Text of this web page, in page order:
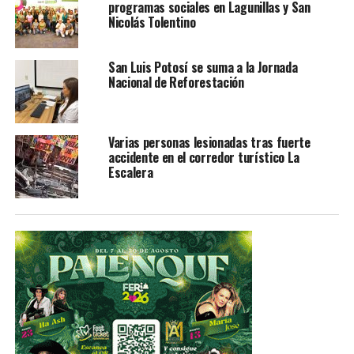
Los fenómenos meteorológicos que generarán los
efectos mencionados son la tormenta tropical Olga, que
se desarrolló durante la tarde de hoy en el Golfo de
México, en interacción con el Frente Frío Número 7, que
recorrerá el sureste de la República Mexicana, con su
masa de aire frío asociada, así como el recorrido de la
Onda Tropical Número 46 por el suroeste de Michoacán.
en algunas regiones, por lo que podrían registrarse
deslaves, deslizamientos de laderas, desbordamientos de
ríos y arroyos o afectaciones en caminos y tramos
carreteros, así como inundaciones en zonas bajas y
saturación de drenajes en sitios urbanos. Por ello, se
exhorta a la población a extremar precauciones y
programas sociales en Lagunillas y San
Nicolás Tolentino
San Luis Potosí se suma a la Jornada
Nacional de Reforestación
Varias personas lesionadas tras fuerte
accidente en el corredor turístico La
Escalera